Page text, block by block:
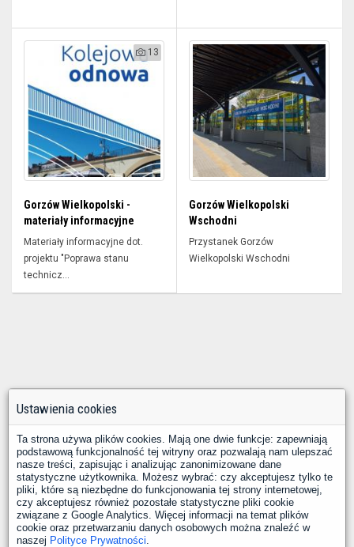
13
Gorzów Wielkopolski -
materiały informacyjne
Materiały informacyjne dot.
projektu "Poprawa stanu
technicz...
Gorzów Wielkopolski
Wschodni
Przystanek Gorzów
Wielkopolski Wschodni
Ustawienia cookies
Ta strona używa plików cookies. Mają one dwie funkcje: zapewniają
podstawową funkcjonalność tej witryny oraz pozwalają nam ulepszać
nasze treści, zapisując i analizując zanonimizowane dane
statystyczne użytkownika. Możesz wybrać: czy akceptujesz tylko te
pliki, które są niezbędne do funkcjonowania tej strony internetowej,
czy akceptujesz również pozostałe statystyczne pliki cookie
związane z Google Analytics. Więcej informacji na temat plików
cookie oraz przetwarzaniu danych osobowych można znaleźć w
naszej Polityce Prywatności.